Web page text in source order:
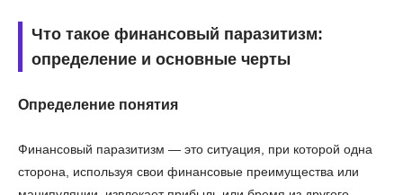
Что такое финансовый паразитизм:
определение и основные черты
Определение понятия
Финансовый паразитизм — это ситуация, при которой одна
сторона, используя свои финансовые преимущества или